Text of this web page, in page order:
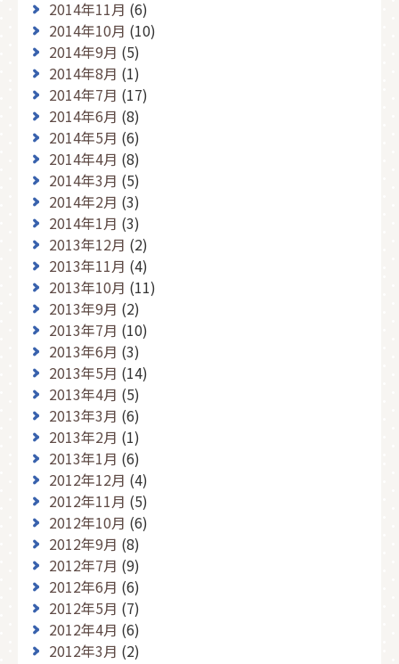
2014年11月 (6)
2014年10月 (10)
2014年9月 (5)
2014年8月 (1)
2014年7月 (17)
2014年6月 (8)
2014年5月 (6)
2014年4月 (8)
2014年3月 (5)
2014年2月 (3)
2014年1月 (3)
2013年12月 (2)
2013年11月 (4)
2013年10月 (11)
2013年9月 (2)
2013年7月 (10)
2013年6月 (3)
2013年5月 (14)
2013年4月 (5)
2013年3月 (6)
2013年2月 (1)
2013年1月 (6)
2012年12月 (4)
2012年11月 (5)
2012年10月 (6)
2012年9月 (8)
2012年7月 (9)
2012年6月 (6)
2012年5月 (7)
2012年4月 (6)
2012年3月 (2)